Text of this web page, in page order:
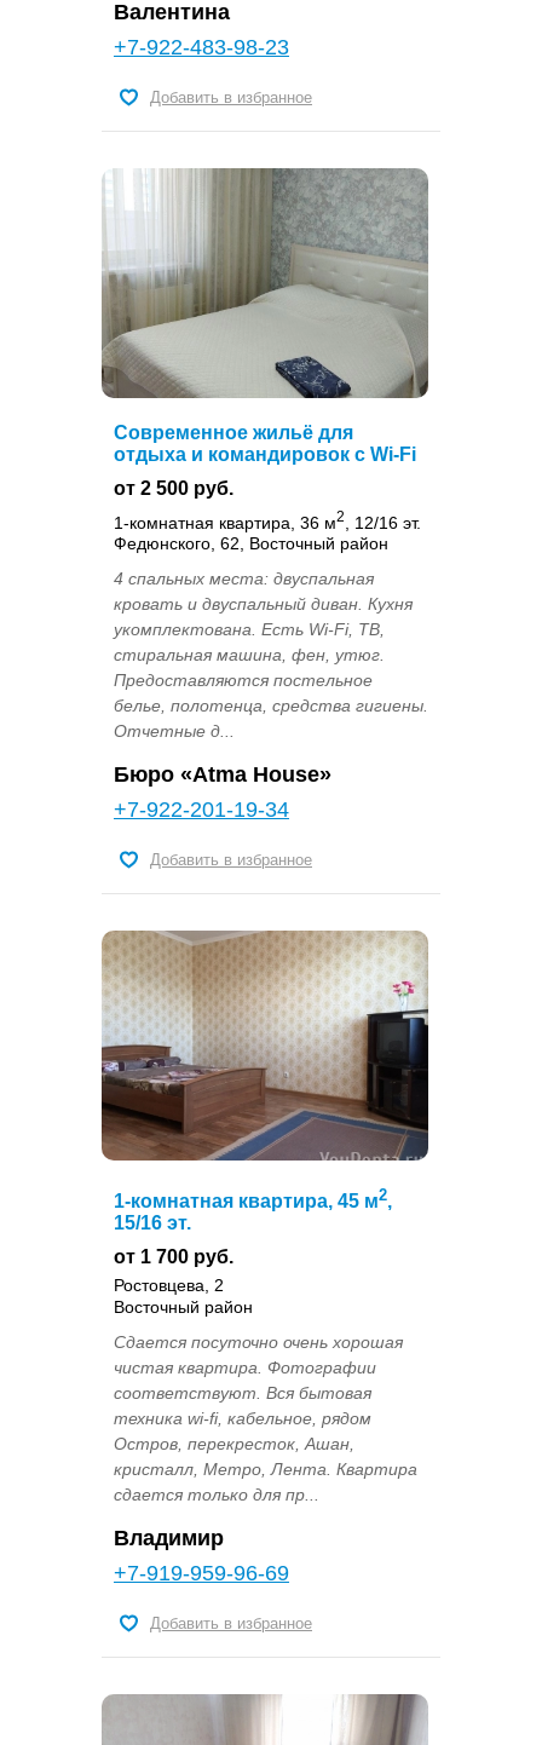
Валентина
+7-922-483-98-23
Добавить в избранное
Современное жильё для
отдыха и командировок с Wi-Fi
от 2 500 руб.
1-комнатная квартира, 36 м2
, 12/16 эт.
Федюнского, 62, Восточный район
4 спальных места: двуспальная
кровать и двуспальный диван. Кухня
укомплектована. Есть Wi-Fi, ТВ,
стиральная машина, фен, утюг.
Предоставляются постельное
белье, полотенца, средства гигиены.
Отчетные д...
Бюро «Atma House»
+7-922-201-19-34
Добавить в избранное
1-комнатная квартира, 45 м2,
15/16 эт.
от 1 700 руб.
Ростовцева, 2
Восточный район
Сдается посуточно очень хорошая
чистая квартира. Фотографии
соответствуют. Вся бытовая
техника wi-fi, кабельное, рядом
Остров, перекресток, Ашан,
кристалл, Метро, Лента. Квартира
сдается только для пр...
Владимир
+7-919-959-96-69
Добавить в избранное